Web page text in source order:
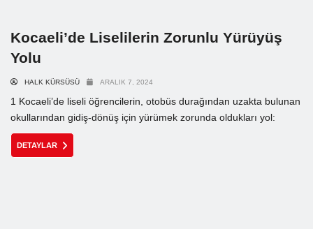
Kocaeli’de Liselilerin Zorunlu Yürüyüş
Yolu
HALK KÜRSÜSÜ ARALIK 7, 2024
1 Kocaeli’de liseli öğrencilerin, otobüs durağından uzakta bulunan
okullarından gidiş-dönüş için yürümek zorunda oldukları yol:
DETAYLAR